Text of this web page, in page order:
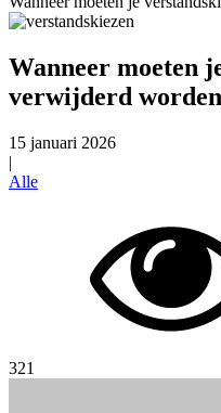
Wanneer moeten
verwijderd
15 januari 2026
|
Alle
321